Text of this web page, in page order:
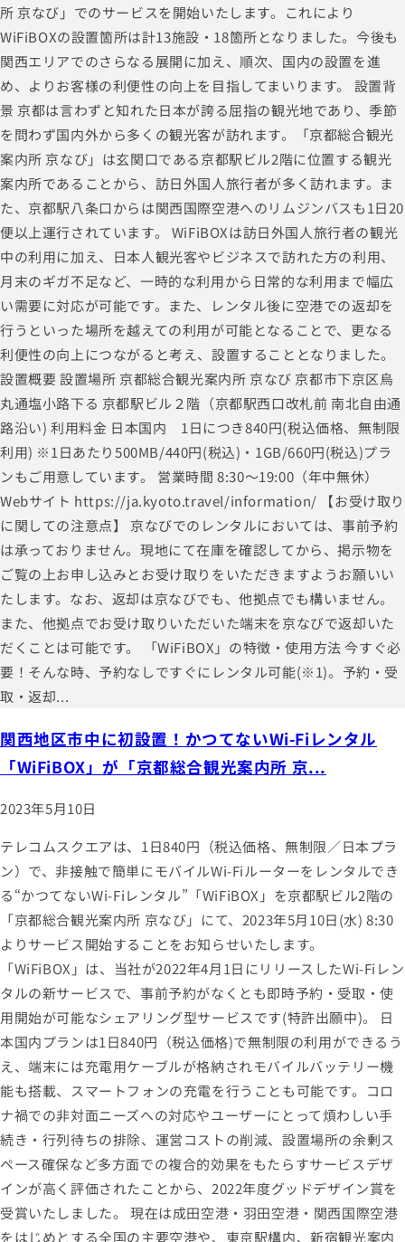
所 京なび」でのサービスを開始いたします。これにより
WiFiBOXの設置箇所は計13施設・18箇所となりました。今後も
関西エリアでのさらなる展開に加え、順次、国内の設置を進
め、よりお客様の利便性の向上を目指してまいります。 設置背
景 京都は言わずと知れた日本が誇る屈指の観光地であり、季節
を問わず国内外から多くの観光客が訪れます。「京都総合観光
案内所 京なび」は玄関口である京都駅ビル2階に位置する観光
案内所であることから、訪日外国人旅行者が多く訪れます。ま
た、京都駅八条口からは関西国際空港へのリムジンバスも1日20
便以上運行されています。 WiFiBOXは訪日外国人旅行者の観光
中の利用に加え、日本人観光客やビジネスで訪れた方の利用、
月末のギガ不足など、一時的な利用から日常的な利用まで幅広
い需要に対応が可能です。また、レンタル後に空港での返却を
行うといった場所を越えての利用が可能となることで、更なる
利便性の向上につながると考え、設置することとなりました。
設置概要 設置場所 京都総合観光案内所 京なび 京都市下京区烏
丸通塩小路下る 京都駅ビル２階（京都駅西口改札前 南北自由通
路沿い) 利用料金 日本国内 1日につき840円(税込価格、無制限
利用) ※1日あたり500MB/440円(税込)・1GB/660円(税込)プラ
ンもご用意しています。 営業時間 8:30～19:00（年中無休）
Webサイト https://ja.kyoto.travel/information/ 【お受け取り
に関しての注意点】 京なびでのレンタルにおいては、事前予約
は承っておりません。現地にて在庫を確認してから、掲示物を
ご覧の上お申し込みとお受け取りをいただきますようお願いい
たします。なお、返却は京なびでも、他拠点でも構いません。
また、他拠点でお受け取りいただいた端末を京なびで返却いた
だくことは可能です。 「WiFiBOX」の特徴・使用方法 今すぐ必
要！そんな時、予約なしですぐにレンタル可能(※1)。予約・受
取・返却...
関西地区市中に初設置！かつてないWi-Fiレンタル
「WiFiBOX」が「京都総合観光案内所 京...
2023年5月10日
テレコムスクエアは、1日840円（税込価格、無制限／日本プラ
ン）で、非接触で簡単にモバイルWi-Fiルーターをレンタルでき
る“かつてないWi-Fiレンタル”「WiFiBOX」を京都駅ビル2階の
「京都総合観光案内所 京なび」にて、2023年5月10日(水) 8:30
よりサービス開始することをお知らせいたします。
「WiFiBOX」は、当社が2022年4月1日にリリースしたWi-Fiレン
タルの新サービスで、事前予約がなくとも即時予約・受取・使
用開始が可能なシェアリング型サービスです(特許出願中)。 日
本国内プランは1日840円（税込価格)で無制限の利用ができるう
え、端末には充電用ケーブルが格納されモバイルバッテリー機
能も搭載、スマートフォンの充電を行うことも可能です。コロ
ナ禍での非対面ニーズへの対応やユーザーにとって煩わしい手
続き・行列待ちの排除、運営コストの削減、設置場所の余剰ス
ペース確保など多方面での複合的効果をもたらすサービスデザ
インが高く評価されたことから、2022年度グッドデザイン賞を
受賞いたしました。 現在は成田空港・羽田空港・関西国際空港
をはじめとする全国の主要空港や、東京駅構内、新宿観光案内